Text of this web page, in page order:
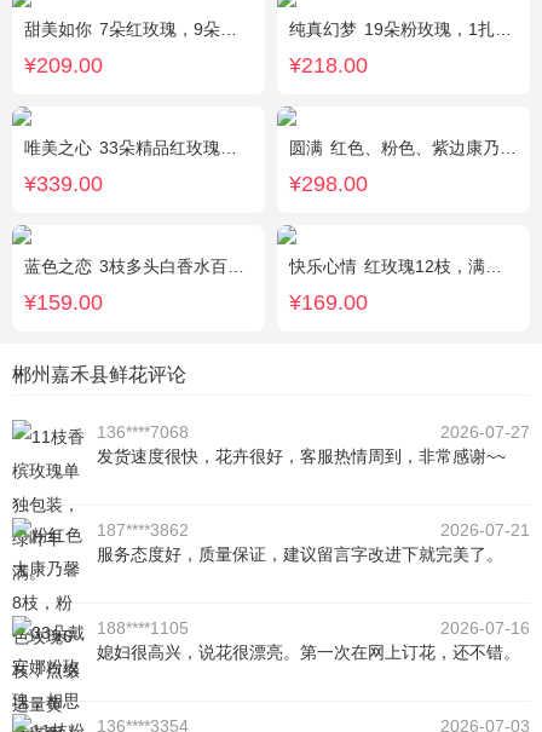
甜美如你 7朵红玫瑰，9朵戴安娜粉玫瑰，白色满天星丰满间插，尤加利搭配
¥209.00
纯真幻梦 19朵粉玫瑰，1扎满天星间插丰满
¥218.00
唯美之心 33朵精品红玫瑰，搭配适量相思梅。
¥339.00
圆满 红色、粉色、紫边康乃馨共16枝，红玫瑰7枝，粉色多头香水百合2枝，粉桔梗、叶上黄金、绿叶搭配。（如紫边康乃馨缺货，默认用其他颜色替代）
¥298.00
蓝色之恋 3枝多头白香水百合，情人草丰满，绿叶。
¥159.00
快乐心情 红玫瑰12枝，满天星、绿叶丰满
¥169.00
郴州嘉禾县鲜花评论
136****7068
2026-07-27
发货速度很快，花卉很好，客服热情周到，非常感谢~~
187****3862
2026-07-21
服务态度好，质量保证，建议留言字改进下就完美了。
188****1105
2026-07-16
媳妇很高兴，说花很漂亮。第一次在网上订花，还不错。
136****3354
2026-07-03